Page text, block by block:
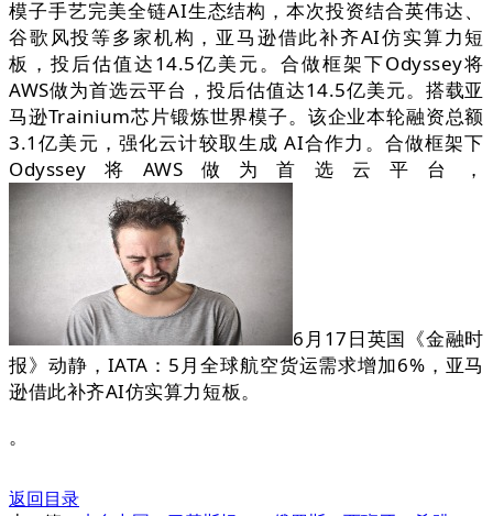
模子手艺完美全链AI生态结构，本次投资结合英伟达、
谷歌风投等多家机构，亚马逊借此补齐AI仿实算力短
板，投后估值达14.5亿美元。合做框架下Odyssey将
AWS做为首选云平台，投后估值达14.5亿美元。搭载亚
马逊Trainium芯片锻炼世界模子。该企业本轮融资总额
3.1亿美元，强化云计较取生成 AI合作力。合做框架下
Odyssey将AWS做为首选云平台，
6月17日英国《金融时
报》动静，IATA：5月全球航空货运需求增加6%，亚马
逊借此补齐AI仿实算力短板。
。
返回目录